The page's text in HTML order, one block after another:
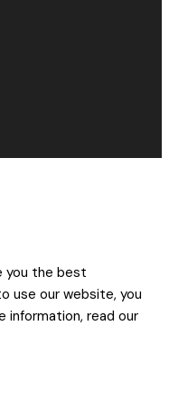
you the best
use our website, you
information, read our